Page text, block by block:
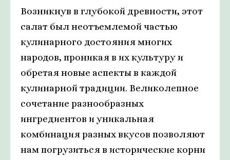
Возникнув в глубокой древности, этот
салат был неотъемлемой частью
кулинарного достояния многих
народов, проникая в их культуру и
обретая новые аспекты в каждой
кулинарной традиции. Великолепное
сочетание разнообразных
ингредиентов и уникальная
комбинация разных вкусов позволяют
нам погрузиться в исторические корни